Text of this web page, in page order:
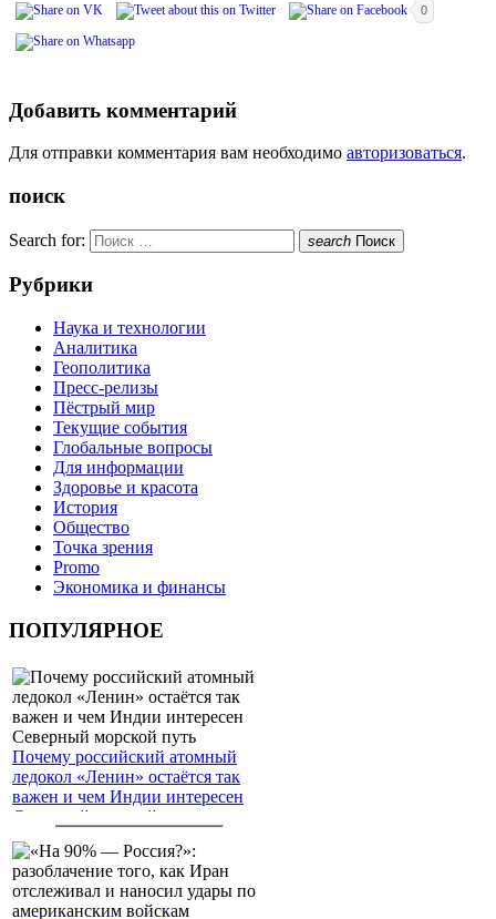
0
Добавить комментарий
Для отправки комментария вам необходимо авторизоваться.
поиск
Search for: search Поиск
Рубрики
Наука и технологии
Аналитика
Геополитика
Пресс-релизы
Пёстрый мир
Текущие события
Глобальные вопросы
Для информации
Здоровье и красота
История
Общество
Точка зрения
Promo
Экономика и финансы
ПОПУЛЯРНОЕ
Почему российский атомный
ледокол «Ленин» остаётся так
важен и чем Индии интересен
Северный морской путь